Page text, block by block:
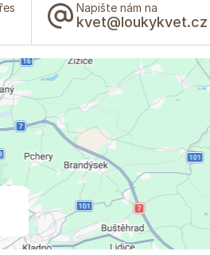
Napište nám na
kvet@loukykvet.cz